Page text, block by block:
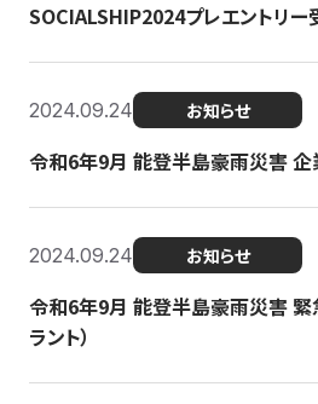
SOCIALSHIP2024プレエントリー
2024.09.24 お知らせ
令和6年9月 能登半島豪雨災害 企
2024.09.24 お知らせ
令和6年9月 能登半島豪雨災害 緊
ラント）